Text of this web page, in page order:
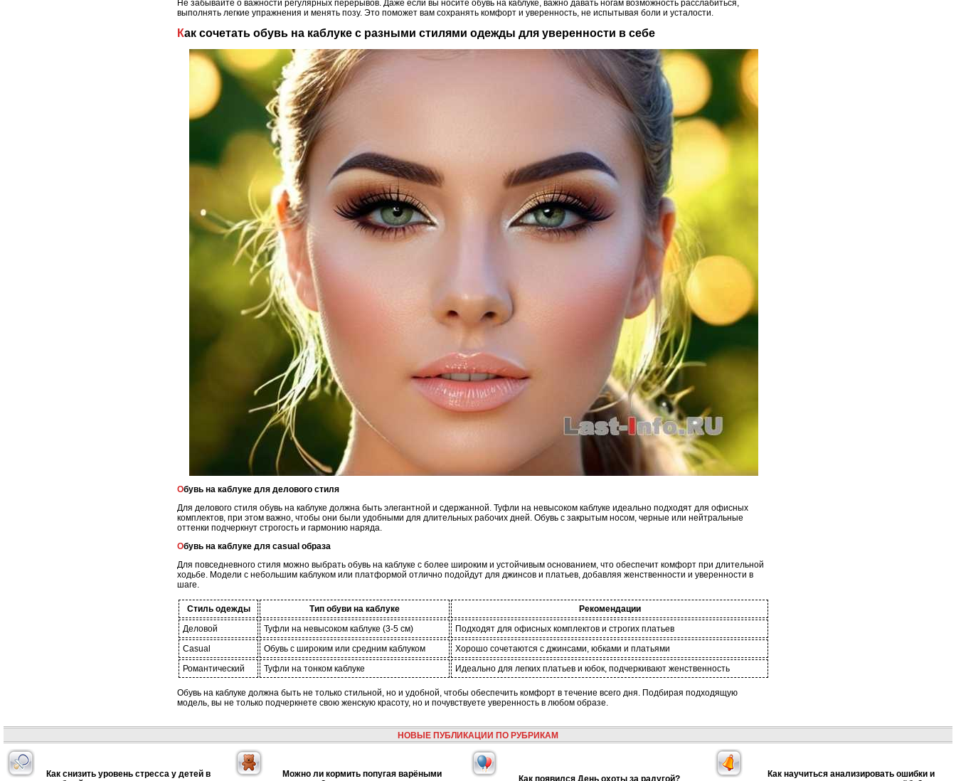
Не забывайте о важности регулярных перерывов. Даже если вы носите обувь на каблуке, важно давать ногам возможность расслабиться,
выполнять легкие упражнения и менять позу. Это поможет вам сохранять комфорт и уверенность, не испытывая боли и усталости.
Как сочетать обувь на каблуке с разными стилями одежды для уверенности в себе
Обувь на каблуке для делового стиля
Для делового стиля обувь на каблуке должна быть элегантной и сдержанной. Туфли на невысоком каблуке идеально подходят для офисных
комплектов, при этом важно, чтобы они были удобными для длительных рабочих дней. Обувь с закрытым носом, черные или нейтральные
оттенки подчеркнут строгость и гармонию наряда.
Обувь на каблуке для casual образа
Для повседневного стиля можно выбрать обувь на каблуке с более широким и устойчивым основанием, что обеспечит комфорт при длительной
ходьбе. Модели с небольшим каблуком или платформой отлично подойдут для джинсов и платьев, добавляя женственности и уверенности в
шаге.
Стиль одежды Тип обуви на каблуке
Рекомендации
Деловой
Туфли на невысоком каблуке (3-5 см)
Подходят для офисных комплектов и строгих платьев
Casual
Обувь с широким или средним каблуком
Хорошо сочетаются с джинсами, юбками и платьями
Романтический
Туфли на тонком каблуке Идеально для легких платьев и юбок, подчеркивают женственность
Обувь на каблуке должна быть не только стильной, но и удобной, чтобы обеспечить комфорт в течение всего дня. Подбирая подходящую
модель, вы не только подчеркнете свою женскую красоту, но и почувствуете уверенность в любом образе.
НОВЫЕ ПУБЛИКАЦИИ ПО РУБРИКАМ
Как снизить уровень стресса у детей в
Можно ли кормить попугая варёными
Как появился День охоты за радугой?
Как научиться анализировать ошибки и